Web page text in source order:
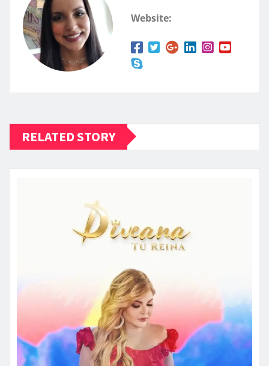
Website:
RELATED STORY